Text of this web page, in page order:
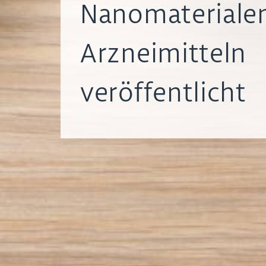
Arzneimitteln
veröffentlicht